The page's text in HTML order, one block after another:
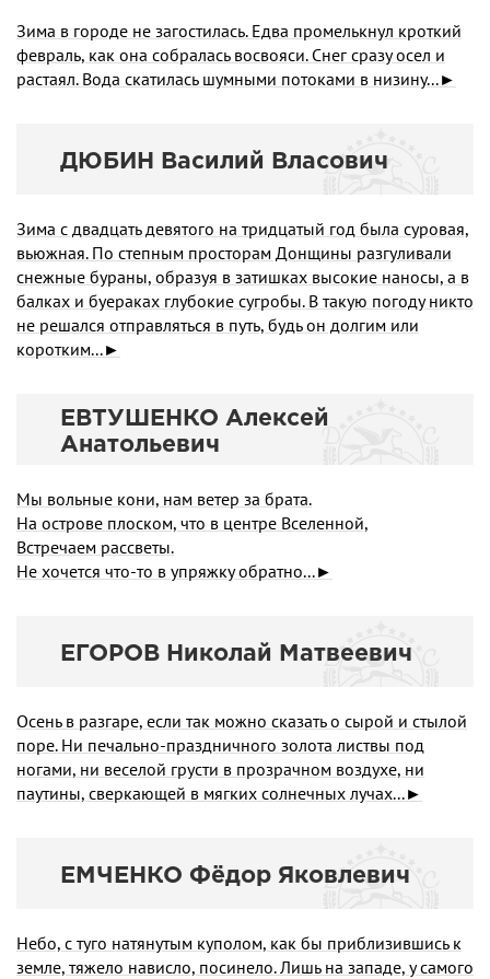
Зима в городе не загостилась. Едва промелькнул кроткий
февраль, как она собралась восвояси. Снег сразу осел и
растаял. Вода скатилась шумными потоками в низину...►
ДЮБИН Василий Власович
Зима с двадцать девятого на тридцатый год была суровая,
вьюжная. По степным просторам Донщины разгуливали
снежные бураны, образуя в затишках вы­сокие наносы, а в
балках и буераках глубокие сугробы. В такую погоду никто
не решался отправляться в путь, будь он долгим или
коротким...►
ЕВТУШЕНКО Алексей
Анатольевич
Мы вольные кони, нам ветер за брата.
На острове плоском, что в центре Вселенной,
Встречаем рассветы.
Не хочется что-то в упряжку обратно...►
ЕГОРОВ Николай Матвеевич
Осень в разгаре, если так можно сказать о сырой и стылой
поре. Ни печально-праздничного золота листвы под
ногами, ни веселой грусти в прозрачном воздухе, ни
паутины, сверкающей в мягких солнечных лучах...►
ЕМЧЕНКО Фёдор Яковлевич
Небо, с туго натянутым куполом, как бы приблизившись к
земле, тяжело нависло, посинело. Лишь на западе, у са­мого